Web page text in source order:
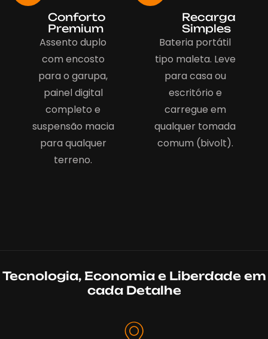
Conforto
Premium
Assento duplo
com encosto
para o garupa,
painel digital
completo e
suspensão macia
para qualquer
terreno.
Recarga
Simples
Bateria portátil
tipo maleta. Leve
para casa ou
escritório e
carregue em
qualquer tomada
comum (bivolt).
Tecnologia, Economia e Liberdade em
cada Detalhe